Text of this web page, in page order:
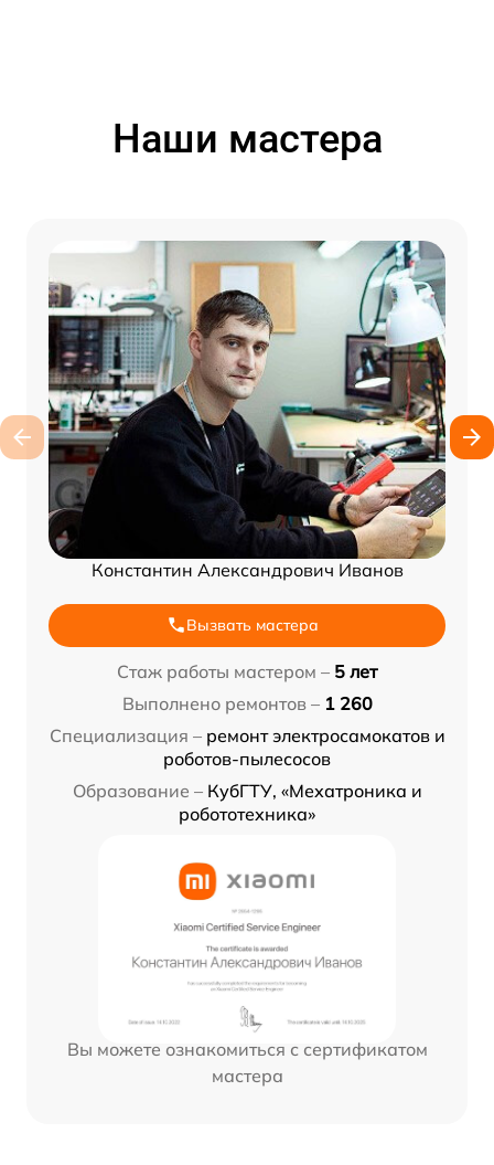
Наши мастера
Константин Александрович Иванов
Вызвать мастера
Стаж работы мастером – 5 лет
Выполнено ремонтов – 1 260
Специализация – ремонт электросамокатов и
роботов-пылесосов
Образование – КубГТУ, «Мехатроника и
робототехника»
Вы можете ознакомиться с сертификатом
мастера